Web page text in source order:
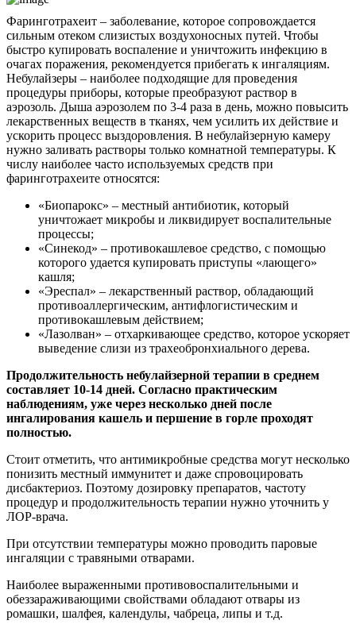
Фаринготрахеит – заболевание, которое сопровождается
сильным отеком слизистых воздухоносных путей. Чтобы
быстро купировать воспаление и уничтожить инфекцию в
очагах поражения, рекомендуется прибегать к ингаляциям.
Небулайзеры – наиболее подходящие для проведения
процедуры приборы, которые преобразуют раствор в
аэрозоль. Дыша аэрозолем по 3-4 раза в день, можно повысить
лекарственных веществ в тканях, чем усилить их действие и
ускорить процесс выздоровления. В небулайзерную камеру
нужно заливать растворы только комнатной температуры. К
числу наиболее часто используемых средств при
фаринготрахеите относятся:
«Биопарокс» – местный антибиотик, который
уничтожает микробы и ликвидирует воспалительные
процессы;
«Синекод» – противокашлевое средство, с помощью
которого удается купировать приступы «лающего»
кашля;
«Эреспал» – лекарственный раствор, обладающий
противоаллергическим, антифлогистическим и
противокашлевым действием;
«Лазолван» – отхаркивающее средство, которое ускоряет
выведение слизи из трахеобронхиального дерева.
Продолжительность небулайзерной терапии в среднем
составляет 10-14 дней. Согласно практическим
наблюдениям, уже через несколько дней после
ингалирования кашель и першение в горле проходят
полностью.
Стоит отметить, что антимикробные средства могут несколько
понизить местный иммунитет и даже спровоцировать
дисбактериоз. Поэтому дозировку препаратов, частоту
процедур и продолжительность терапии нужно уточнить у
ЛОР-врача.
При отсутствии температуры можно проводить паровые
ингаляции с травяными отварами.
Наиболее выраженными противовоспалительными и
обеззараживающими свойствами обладают отвары из
ромашки, шалфея, календулы, чабреца, липы и т.д.